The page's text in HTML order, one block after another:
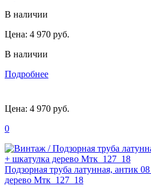
В наличии
Цена: 4 970 руб.
В наличии
Подробнее
Цена: 4 970 руб.
0
Подзорная труба латунная, антик
дерево Мтк_127_18